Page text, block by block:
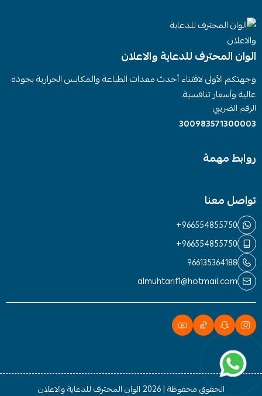
الوان المحترف للدعاية والاعلان
وجهتكم الأولى لاقتناء أحدث معدات الطباعة والمكابس الحرارية بجودة
عالية وأسعار تنافسية.
الرقم الضريبي
300983571300003
روابط مهمة
تواصل معنا
+966554855750
+966554855750
966135364188
almuhtarif1@hotmail.com
الحقوق محفوظة | 2026 الوان المحترف للدعاية والاعلان